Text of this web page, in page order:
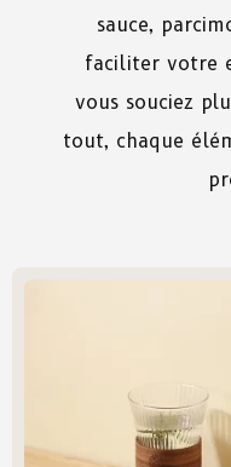
sauce,
faciliter votre
vous souciez
tout, chaque